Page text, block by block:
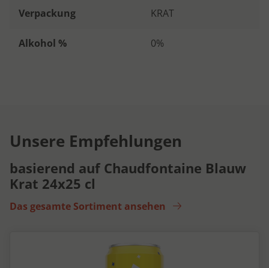
Verpackung KRAT
Alkohol % 0%
Unsere Empfehlungen
basierend auf Chaudfontaine Blauw
Krat 24x25 cl
Das gesamte Sortiment ansehen